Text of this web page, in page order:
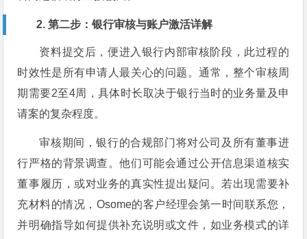
2. 第二步：银行审核与账户激活详解
资料提交后，便进入银行内部审核阶段，此过程的
时效性是所有申请人最关心的问题。通常，整个审核周
期需要2至4周，具体时长取决于银行当时的业务量及申
请案的复杂程度。
审核期间，银行的合规部门将对公司及所有董事进
行严格的背景调查。他们可能会通过公开信息渠道核实
董事履历，或对业务的真实性提出疑问。若出现需要补
充材料的情况，Osome的客户经理会第一时间联系您，
并明确指导如何提供补充说明或文件，如业务模式的详